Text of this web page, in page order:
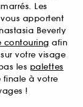
Les
apportent
Beverly
contouring afin
votre visage
les palettes
à votre
!